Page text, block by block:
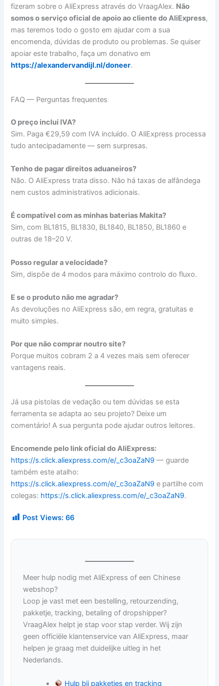
fizeram sobre o AliExpress através do VraagAlex. Não
somos o serviço oficial de apoio ao cliente do AliExpress,
mas teremos todo o gosto em ajudar com a sua
encomenda, dúvidas de produto ou problemas. Se quiser
apoiar este trabalho, faça um donativo em
https://alexandervandijl.nl/doneer.
FAQ — Perguntas frequentes
O preço inclui IVA?
Sim. Paga €29,59 com IVA incluído. O AliExpress processa
tudo antecipadamente — sem surpresas.
Tenho de pagar direitos aduaneiros?
Não. O AliExpress trata disso. Não há taxas de alfândega
nem custos administrativos adicionais.
É compatível com as minhas baterias Makita?
Sim, com BL1815, BL1830, BL1840, BL1850, BL1860 e
outras de 18–20 V.
Posso regular a velocidade?
Sim, dispõe de 4 modos para máximo controlo do fluxo.
E se o produto não me agradar?
As devoluções no AliExpress são, em regra, gratuitas e
muito simples.
Por que não comprar noutro site?
Porque muitos cobram 2 a 4 vezes mais sem oferecer
vantagens reais.
Já usa pistolas de vedação ou tem dúvidas se esta
ferramenta se adapta ao seu projeto? Deixe um
comentário! A sua pergunta pode ajudar outros leitores.
Encomende pelo link oficial do AliExpress:
https://s.click.aliexpress.com/e/_c3oaZaN9 — guarde
também este atalho:
https://s.click.aliexpress.com/e/_c3oaZaN9 e partilhe com
colegas: https://s.click.aliexpress.com/e/_c3oaZaN9.
Post Views: 66
Meer hulp nodig met AliExpress of een Chinese
webshop?
Loop je vast met een bestelling, retourzending,
pakketje, tracking, betaling of dropshipper?
VraagAlex helpt je stap voor stap verder. Wij zijn
geen officiële klantenservice van AliExpress, maar
helpen je graag met duidelijke uitleg in het
Nederlands.
Hulp bij pakketjes en tracking